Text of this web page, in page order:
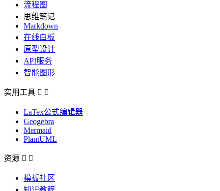
流程图
思维笔记
Markdown
在线白板
原型设计
API服务
智能图形
实用工具  
LaTex公式编辑器
Geogebra
Mermaid
PlantUML
资源  
模板社区